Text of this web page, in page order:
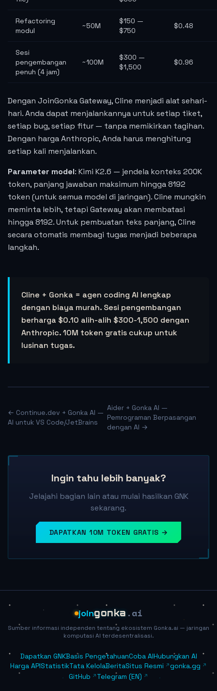
Refactoring
modul
~50M
$150 —
$750
$0.48
Sesi
pengembangan
penuh (4 jam)
~100M
$300 —
$1,500
$0.96
Dengan JoinGonka Gateway, Cline menjadi alat sehari-
hari. Anda dapat menjalankannya untuk setiap tiket,
setiap bug, setiap fitur — tanpa memikirkan tagihan.
Dengan harga Anthropic, Anda harus menghitung
setiap kali menjalankan.
Parameter model: Kimi K2.6 — jendela konteks 200K
token, panjang jawaban maksimum hingga 8192
token (untuk semua model di jaringan). Cline mungkin
meminta lebih, tetapi Gateway akan membatasi
hingga 8192. Untuk pembuatan teks panjang, Cline
secara otomatis membagi tugas menjadi beberapa
langkah.
Cline + Gonka = agen coding AI lengkap
dengan biaya murah. Sesi pengembangan
berharga $0.10 alih-alih $300-1,500 dengan
Anthropic. 10M token gratis cukup untuk
lusinan tugas.
← Continue.dev + Gonka AI —
AI untuk VS Code/JetBrains
Aider + Gonka AI —
Pemrograman Berpasangan
dengan AI →
Ingin tahu lebih banyak?
Jelajahi bagian lain atau mulai hasilkan GNK
sekarang.
DAPATKAN 10M TOKEN GRATIS →
joingonka .ai
Sumber informasi independen tentang ekosistem Gonka.ai — jaringan
komputasi AI terdesentralisasi.
Dapatkan GNKBasis PengetahuanCoba AIHubungkan AI
Harga APIStatistikTata KelolaBeritaSitus Resmi
gonka.gg
GitHub
Telegram (EN)